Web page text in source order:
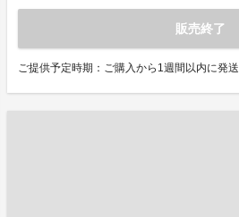
販売終了
ご提供予定時期：ご購入から1週間以内に発送